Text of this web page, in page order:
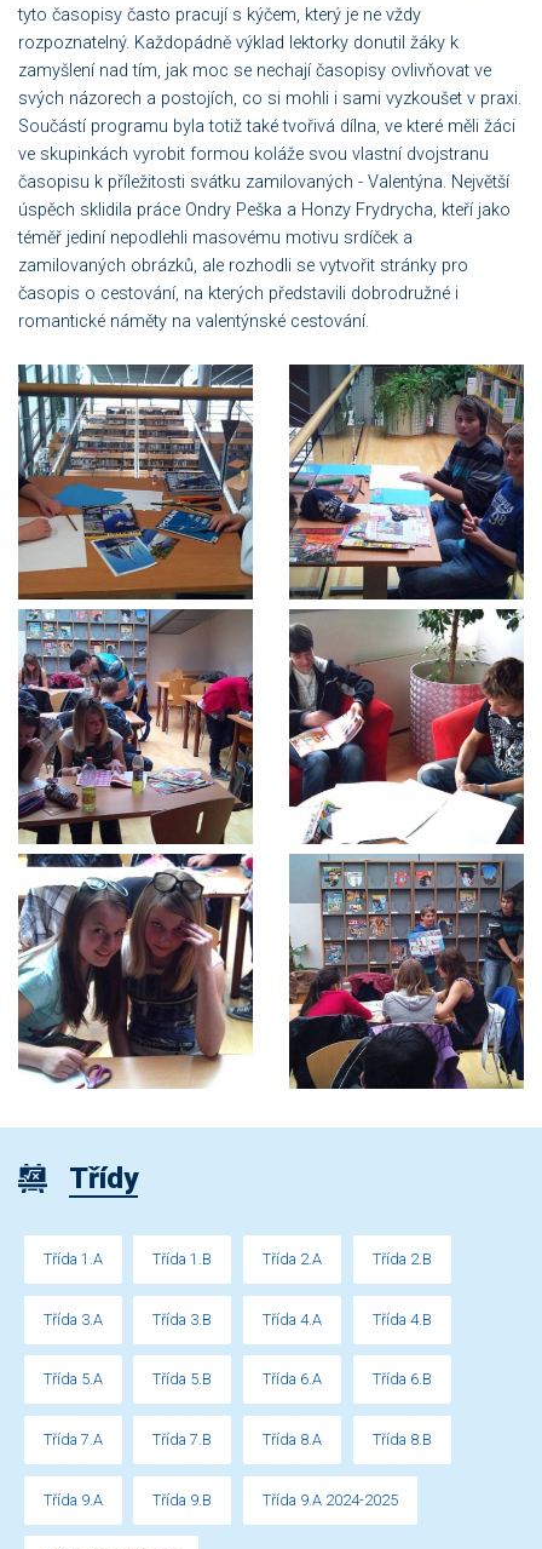
tyto časopisy často pracují s kýčem, který je ne vždy
rozpoznatelný. Každopádně výklad lektorky donutil žáky k
zamyšlení nad tím, jak moc se nechají časopisy ovlivňovat ve
svých názorech a postojích, co si mohli i sami vyzkoušet v praxi.
Součástí programu byla totiž také tvořivá dílna, ve které měli žáci
ve skupinkách vyrobit formou koláže svou vlastní dvojstranu
časopisu k příležitosti svátku zamilovaných - Valentýna. Největší
úspěch sklidila práce Ondry Peška a Honzy Frydrycha, kteří jako
téměř jediní nepodlehli masovému motivu srdíček a
zamilovaných obrázků, ale rozhodli se vytvořit stránky pro
časopis o cestování, na kterých představili dobrodružné i
romantické náměty na valentýnské cestování.
Třídy
Třída 1.A Třída 1.B Třída 2.A Třída 2.B
Třída 3.A Třída 3.B Třída 4.A Třída 4.B
Třída 5.A Třída 5.B Třída 6.A Třída 6.B
Třída 7.A Třída 7.B Třída 8.A Třída 8.B
Třída 9.A Třída 9.B Třída 9.A 2024-2025